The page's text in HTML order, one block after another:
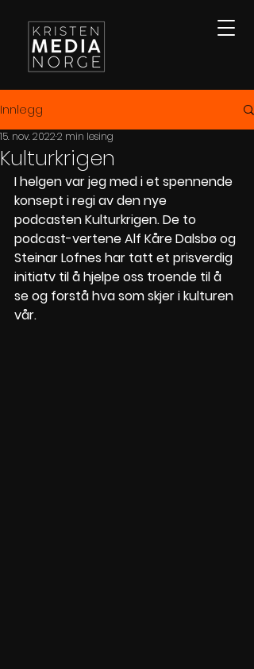
Innlegg
Kulturkrigen
15. nov. 20222 min lesing
I helgen var jeg med i et spennende
konsept i regi av den nye
podcasten Kulturkrigen. De to
podcast-vertene Alf Kåre Dalsbø og
Steinar Lofnes har tatt et prisverdig
initiatv til å hjelpe oss troende til å
se og forstå hva som skjer i kulturen
vår.